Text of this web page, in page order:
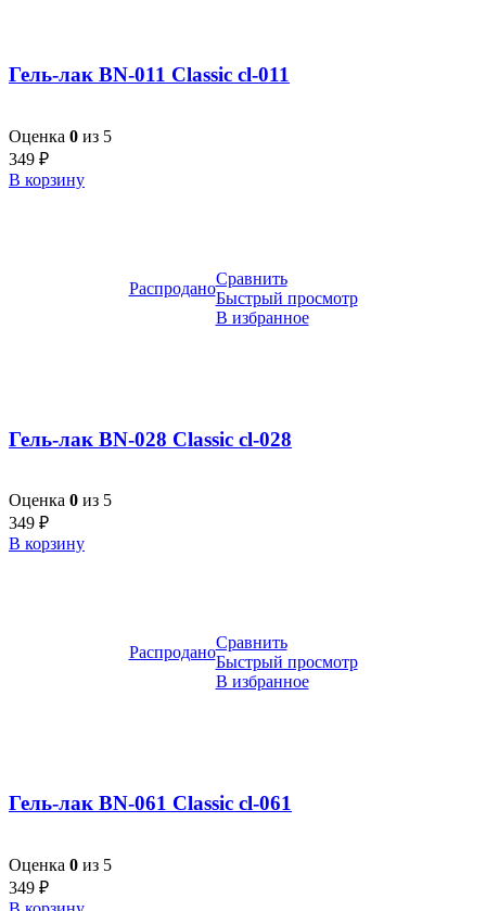
Гель-лак BN-011 Classic cl-011
Оценка 0 из 5
349 ₽
В корзину
Распродано
Сравнить
Быстрый просмотр
В избранное
Гель-лак BN-028 Classic cl-028
Оценка 0 из 5
349 ₽
В корзину
Распродано
Сравнить
Быстрый просмотр
В избранное
Гель-лак BN-061 Classic cl-061
Оценка 0 из 5
349 ₽